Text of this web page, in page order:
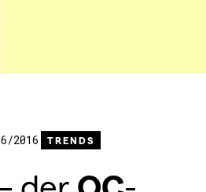
2016 TRENDS